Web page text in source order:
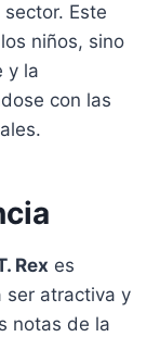
Este
niños, sino
y la
con las
Rex es
ser atractiva y
notas de la